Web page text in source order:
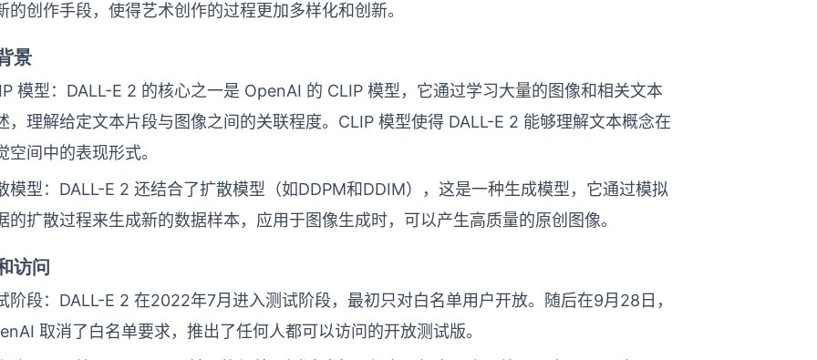
的创作手段，使得艺术创作的过程更加多样化和创新。
景
模型：DALL-E 2 的核心之一是 OpenAI 的 CLIP 模型，它通过学习大量的图像和相关文本
，理解给定文本片段与图像之间的关联程度。CLIP 模型使得 DALL-E 2 能够理解文本概念在
空间中的表现形式。
模型：DALL-E 2 还结合了扩散模型（如DDPM和DDIM），这是一种生成模型，它通过模拟
的扩散过程来生成新的数据样本，应用于图像生成时，可以产生高质量的原创图像。
访问
阶段：DALL-E 2 在2022年7月进入测试阶段，最初只对白名单用户开放。随后在9月28日，
取消了白名单要求，推出了任何人都可以访问的开放测试版。